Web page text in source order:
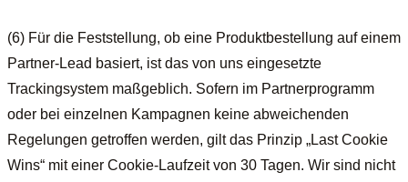
(6) Für die Feststellung, ob eine Produktbestellung auf einem
Partner-Lead basiert, ist das von uns eingesetzte
Trackingsystem maßgeblich. Sofern im Partnerprogramm
oder bei einzelnen Kampagnen keine abweichenden
Regelungen getroffen werden, gilt das Prinzip „Last Cookie
Wins“ mit einer Cookie-Laufzeit von 30 Tagen. Wir sind nicht